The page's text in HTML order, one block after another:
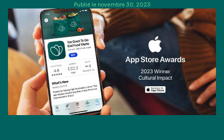
Publié le novembre 30, 2023